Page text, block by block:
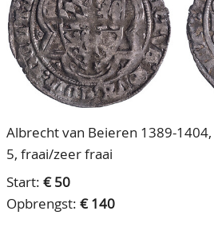
Ons Team
80 jarig bestaan
CONTACT
ACCOUNT
Albrecht van Beieren 1389-
5, fraai/zeer fraai
Start: € 50
Opbrengst: € 140